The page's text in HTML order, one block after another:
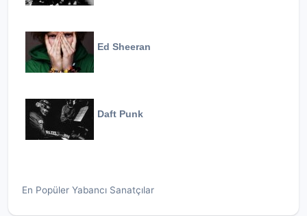
Ed Sheeran
Daft Punk
En Popüler Yabancı Sanatçılar